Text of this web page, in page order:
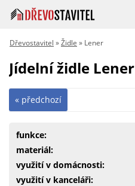
Dřevostavitel »Židle » Lener
Jídelní židle Lener
« předchozí
funkce:
materiál:
využití v domácnosti:
využití v kanceláři: